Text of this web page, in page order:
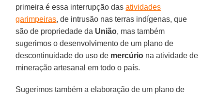
primeira é essa interrupção dasatividades
garimpeiras, de intrusão nas terras indígenas, que
são de propriedade da União, mas também
sugerimos o desenvolvimento de um plano de
descontinuidade do uso de mercúrio na atividade de
mineração artesanal em todo o país.
Sugerimos também a elaboração de um plano de